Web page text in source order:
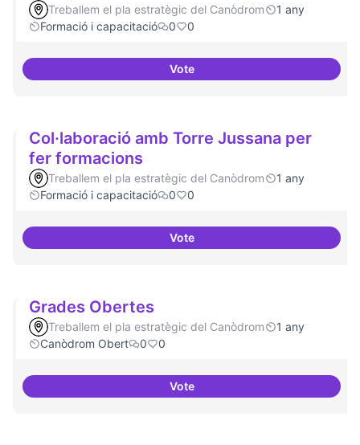
Treballem el pla estratègic del Canòdrom
1 any
Formació i capacitació
0 0
VoteTallers de col·laboració
Col·laboració amb Torre Jussana per
fer formacions
Treballem el pla estratègic del Canòdrom
1 any
Formació i capacitació
0 0
VoteCol·laboració amb Torre
Grades Obertes
Treballem el pla estratègic del Canòdrom
1 any
Canòdrom Obert
0 0
VoteGrades Obertes